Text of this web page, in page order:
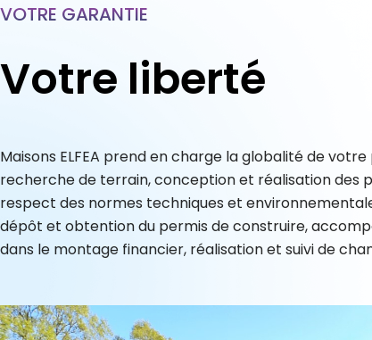
VOTRE GARANTIE
Votre liberté
recherche de terrain, conception et réalisation des
respect des normes techniques et
dépôt et obtention du permis de construire,
dans le montage financier, réalisation et suivi de